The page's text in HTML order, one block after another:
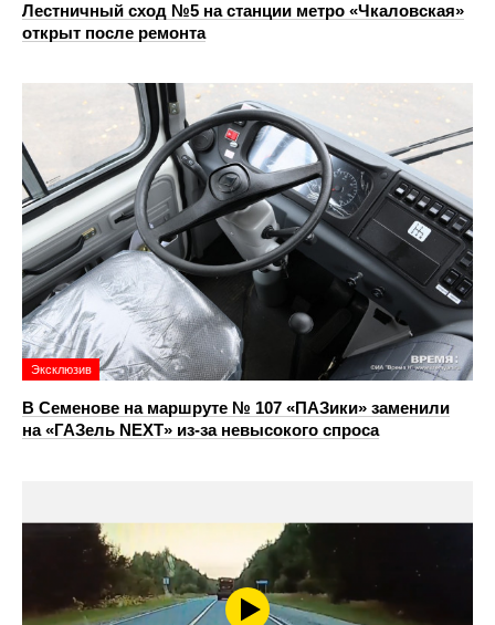
Лестничный сход №5 на станции метро «Чкаловская»
открыт после ремонта
Эксклюзив
В Семенове на маршруте № 107 «ПАЗики» заменили
на «ГАЗель NEXT» из‑за невысокого спроса